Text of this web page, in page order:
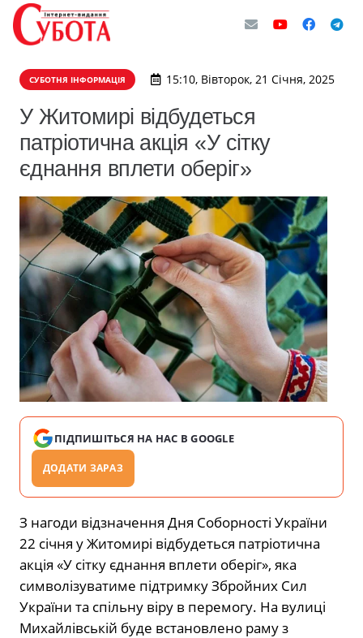
СУБОТНЯ ІНФОРМАЦІЯ 15:10, Вівторок, 21 Січня, 2025
У Житомирі відбудеться
патріотична акція «У сітку
єднання вплети оберіг»
ПІДПИШІТЬСЯ НА НАС В GOOGLE
ДОДАТИ ЗАРАЗ
З нагоди відзначення Дня Соборності України
22 січня у Житомирі відбудеться патріотична
акція «У сітку єднання вплети оберіг», яка
символізуватиме підтримку Збройних Сил
України та спільну віру в перемогу. На вулиці
Михайлівській буде встановлено раму з